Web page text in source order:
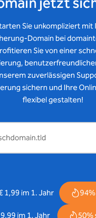
Sie unkompliziert mit
Domain bei
Sie von einer
zuverlässigen
sichern und Ihre
flexibel gestalten!
1,99 im 1. Jahr
im 1. Jahr 50%